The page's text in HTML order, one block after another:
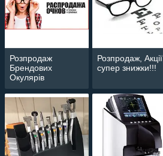
Розпродаж
Брендових
Окулярів
Розпродаж, Акції,
супер знижки!!!